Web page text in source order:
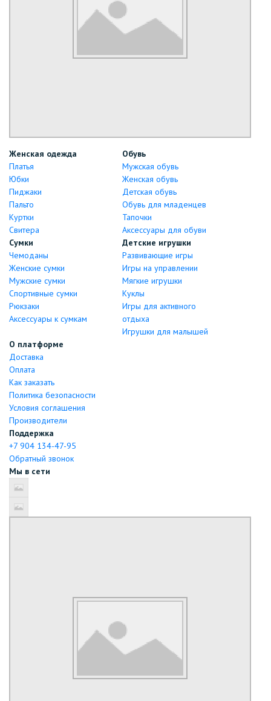
Женская одежда
Платья
Юбки
Пиджаки
Пальто
Куртки
Свитера
Обувь
Мужская обувь
Женская обувь
Детская обувь
Обувь для младенцев
Тапочки
Аксессуары для обуви
Сумки
Чемоданы
Женские сумки
Мужские сумки
Спортивные сумки
Рюкзаки
Аксессуары к сумкам
Детские игрушки
Развивающие игры
Игры на управлении
Мягкие игрушки
Куклы
Игры для активного
отдыха
Игрушки для малышей
О платформе
Доставка
Оплата
Как заказать
Политика безопасности
Условия соглашения
Производители
Поддержка
+7 904 134-47-95
Обратный звонок
Мы в сети